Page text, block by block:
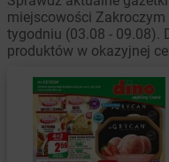
miejscowości
tygodniu (03.08 - 09.08).
produktów w okazyjnej